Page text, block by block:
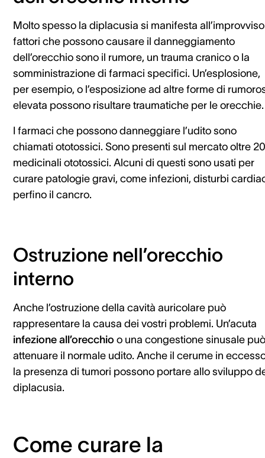
Molto spesso la diplacusia si manifesta
fattori che possono causare il danneggiamento
dell’orecchio sono il rumore, un trauma cranico o la
somministrazione di farmaci specifici. Un’esplosione,
per esempio, o l’esposizione ad altre forme di
elevata possono risultare traumatiche per le orecchie.
I farmaci che possono danneggiare l’udito sono
chiamati ototossici. Sono presenti sul mercato oltre
medicinali ototossici. Alcuni di questi sono usati per
curare patologie gravi, come infezioni, disturbi
perfino il cancro.
Ostruzione nell’orecchio
interno
Anche l’ostruzione della cavità auricolare può
rappresentare la causa dei vostri problemi. Un’acuta
infezione all’orecchio o una congestione sinusale può
attenuare il normale udito. Anche il cerume in
la presenza di tumori possono portare allo sviluppo
diplacusia.
Come curare la